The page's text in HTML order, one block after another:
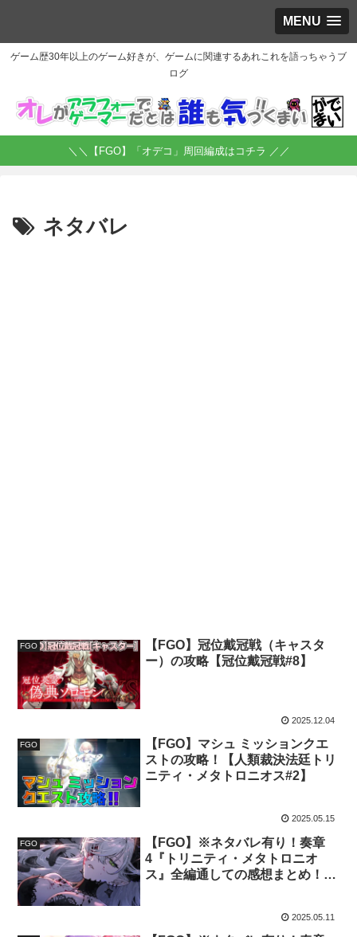
MENU
ゲーム歴30年以上のゲーム好きが、ゲームに関連するあれこれを語っちゃうブ
ログ
＼＼【FGO】「オデコ」周回編成はコチラ ／／
ネタバレ
FGO
【FGO】冠位戴冠戦（キャスタ
ー）の攻略【冠位戴冠戦#8】
2025.12.04
FGO
【FGO】マシュ ミッションクエ
ストの攻略！【人類裁決法廷トリ
ニティ・メタトロニオス#2】
2025.05.15
FGO
【FGO】※ネタバレ有り！奏章
4『トリニティ・メタトロニオ
ス』全編通しての感想まとめ！
2025.05.11